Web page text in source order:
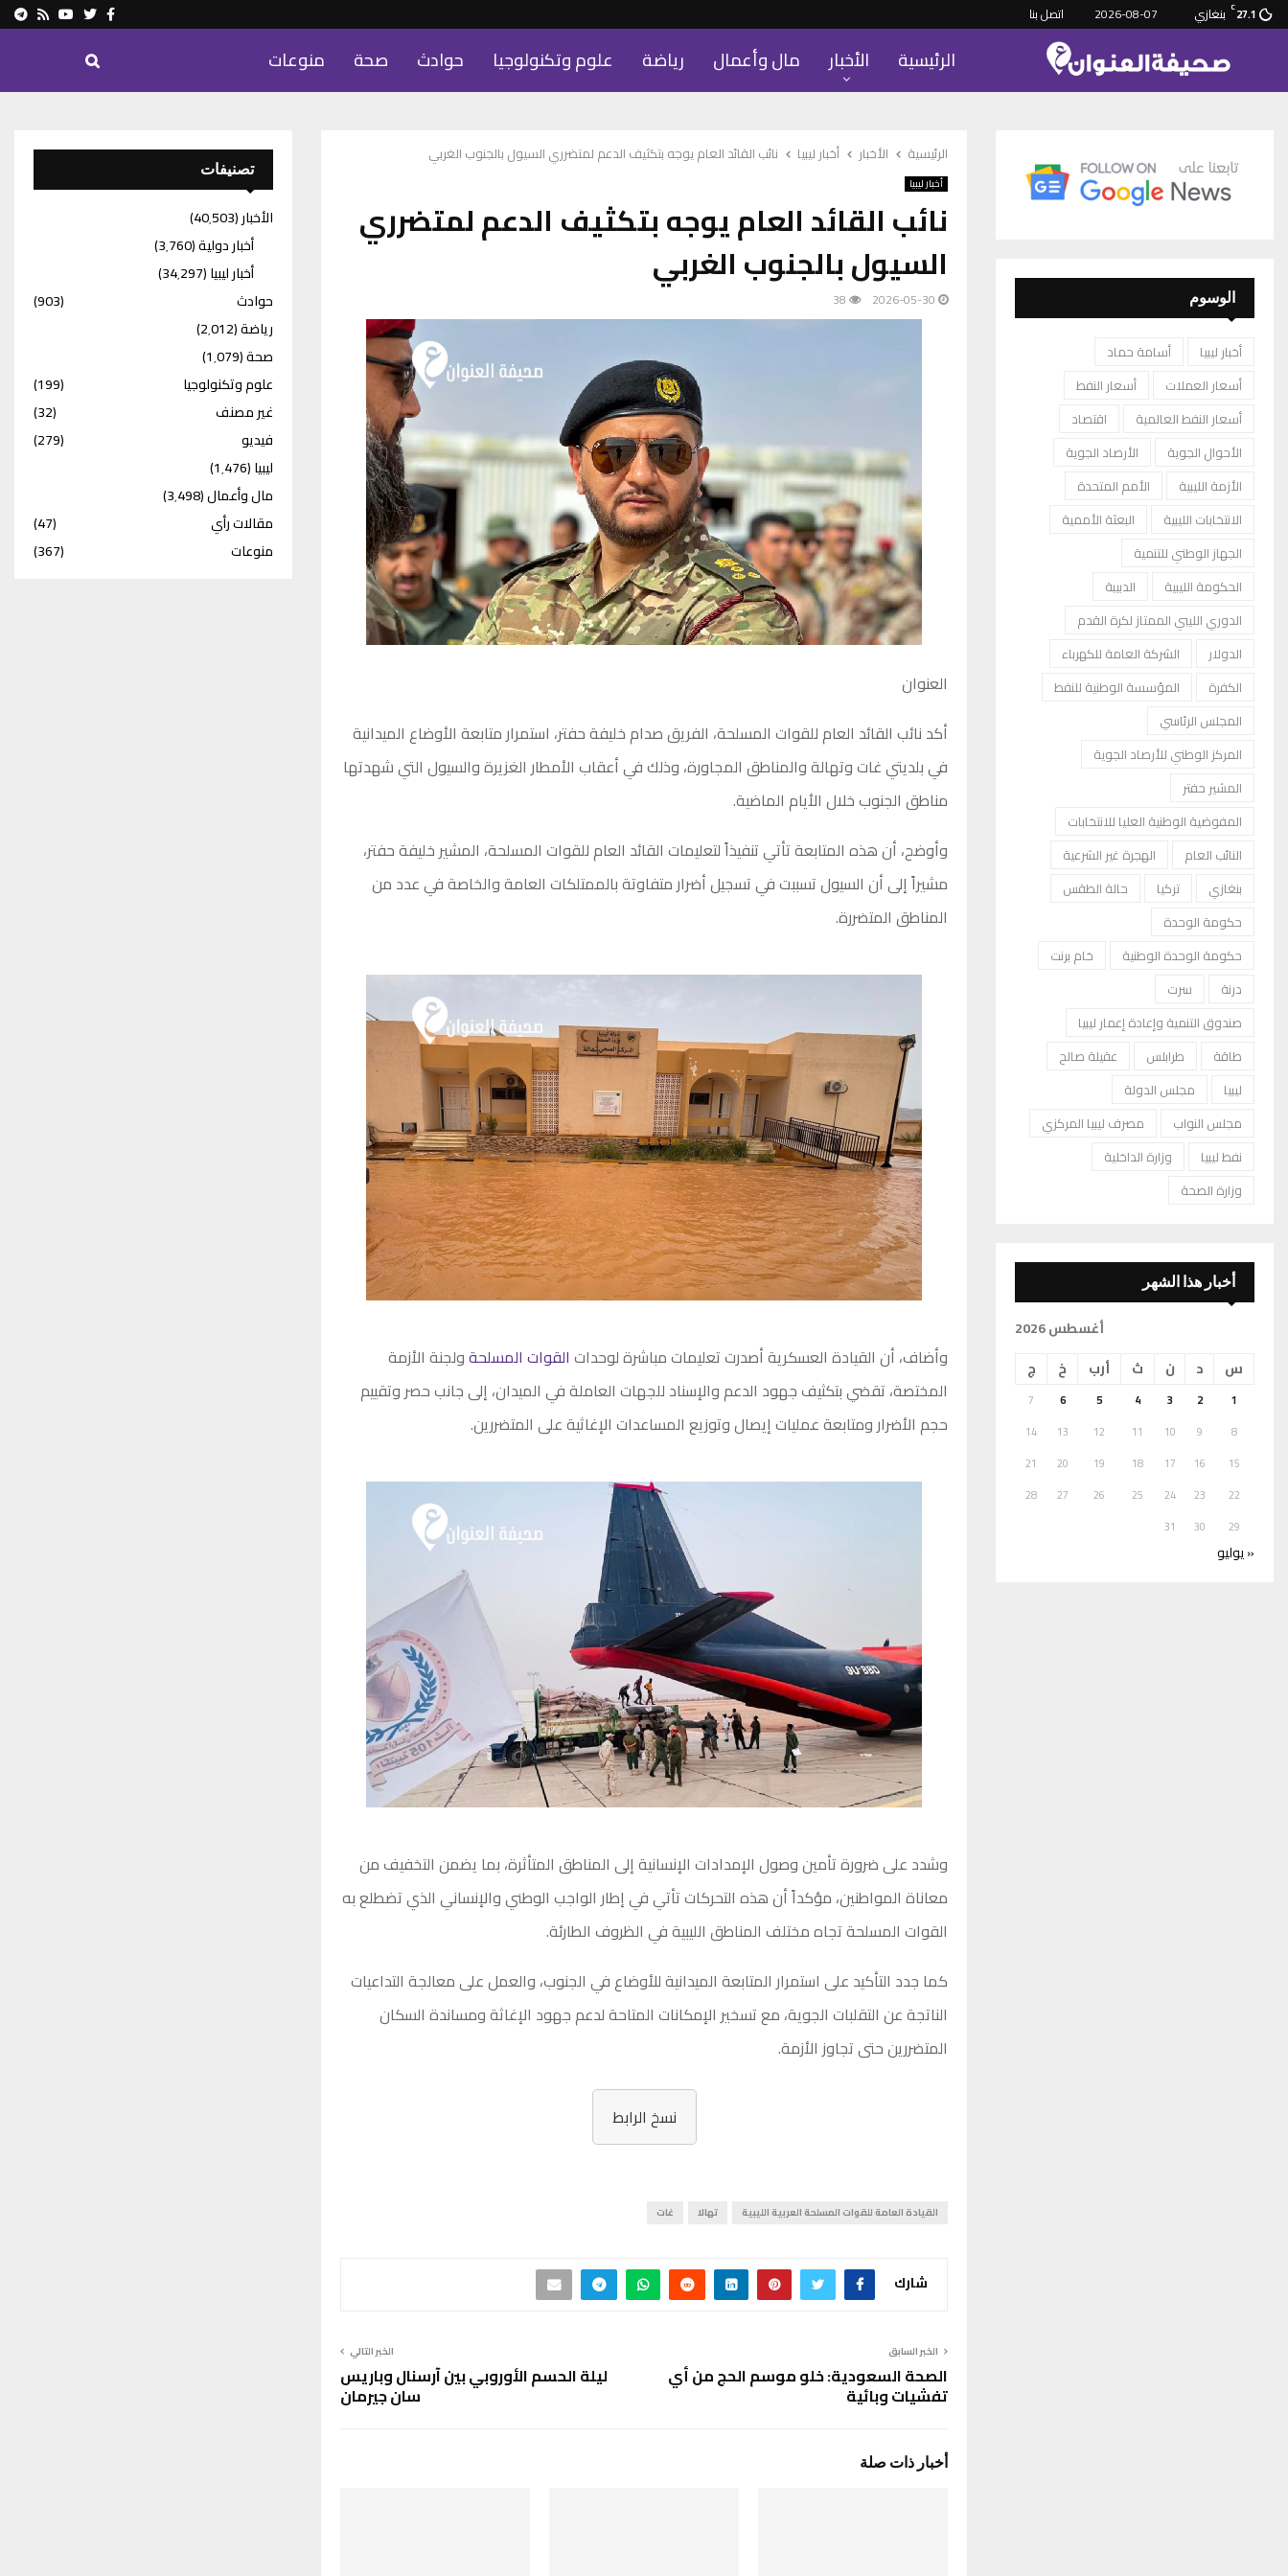
27.1
C بنغازي 2026-08-07 اتصل بنا Facebook
Twitter
Youtube
Rss
الرئيسية الأخبار مال وأعمال رياضة علوم وتكنولوجيا حوادث صحة منوعات
الرئيسية الأخبار أخبار ليبيا نائب القائد العام يوجه بتكثيف الدعم لمتضرري السيول بالجنوب الغربي
أخبار ليبيا
نائب القائد العام يوجه بتكثيف الدعم لمتضرري
السيول بالجنوب الغربي
2026-05-30
38
العنوان
أكد نائب القائد العام للقوات المسلحة، الفريق صدام خليفة حفتر، استمرار متابعة الأوضاع الميدانية
في بلديتي غات وتهالة والمناطق المجاورة، وذلك في أعقاب الأمطار الغزيرة والسيول التي شهدتها
مناطق الجنوب خلال الأيام الماضية.
وأوضح، أن هذه المتابعة تأتي تنفيذاً لتعليمات القائد العام للقوات المسلحة، المشير خليفة حفتر،
مشيراً إلى أن السيول تسببت في تسجيل أضرار متفاوتة بالممتلكات العامة والخاصة في عدد من
المناطق المتضررة.
وأضاف، أن القيادة العسكرية أصدرت تعليمات مباشرة لوحدات القوات المسلحةولجنة الأزمة
المختصة، تقضي بتكثيف جهود الدعم والإسناد للجهات العاملة في الميدان، إلى جانب حصر وتقييم
حجم الأضرار ومتابعة عمليات إيصال وتوزيع المساعدات الإغاثية على المتضررين.
وشدد على ضرورة تأمين وصول الإمدادات الإنسانية إلى المناطق المتأثرة، بما يضمن التخفيف من
معاناة المواطنين، مؤكداً أن هذه التحركات تأتي في إطار الواجب الوطني والإنساني الذي تضطلع به
القوات المسلحة تجاه مختلف المناطق الليبية في الظروف الطارئة.
كما جدد التأكيد على استمرار المتابعة الميدانية للأوضاع في الجنوب، والعمل على معالجة التداعيات
الناتجة عن التقلبات الجوية، مع تسخير الإمكانات المتاحة لدعم جهود الإغاثة ومساندة السكان
المتضررين حتى تجاوز الأزمة.
نسخ الرابط
القيادة العامة للقوات المسلحة العربية الليبية تهالا غات
شارك
الخبر السابق
الصحة السعودية: خلو موسم الحج من أي
تفشيات وبائية
الخبر التالي
ليلة الحسم الأوروبي بين آرسنال وباريس
سان جيرمان
أخبار ذات صلة
الوسوم
أخبار ليبيا
أسامة حماد
أسعار العملات
أسعار النفط
أسعار النفط العالمية
اقتصاد
الأحوال الجوية
الأرصاد الجوية
الأزمة الليبية
الأمم المتحدة
الانتخابات الليبية
البعثة الأممية
الجهاز الوطني للتنمية
الحكومة الليبية
الدبيبة
الدوري الليبي الممتاز لكرة القدم
الدولار
الشركة العامة للكهرباء
الكفرة
المؤسسة الوطنية للنفط
المجلس الرئاسي
المركز الوطني للأرصاد الجوية
المشير حفتر
المفوضية الوطنية العليا للانتخابات
النائب العام
الهجرة غير الشرعية
بنغازي
تركيا
حالة الطقس
حكومة الوحدة
حكومة الوحدة الوطنية
خام برنت
درنة
سرت
صندوق التنمية وإعادة إعمار ليبيا
طاقة
طرابلس
عقيلة صالح
ليبيا
مجلس الدولة
مجلس النواب
مصرف ليبيا المركزي
نفط ليبيا
وزارة الداخلية
وزارة الصحة
أخبار هذا الشهر
أغسطس 2026
س
د ن ث أرب خ ج
1
2
3
4
5
6
7
8
9
10
11
12
13
14
15
16
17
18
19
20
21
22
23
24
25
26
27
28
29
30
31
« يوليو
تصنيفات
الأخبار(40٬503)
أخبار دولية(3٬760)
أخبار ليبيا(34٬297)
حوادث
(903)
رياضة(2٬012)
صحة(1٬079)
علوم وتكنولوجيا
(199)
غير مصنف
(32)
فيديو
(279)
ليبيا(1٬476)
مال وأعمال(3٬498)
مقالات رأي
(47)
منوعات
(367)